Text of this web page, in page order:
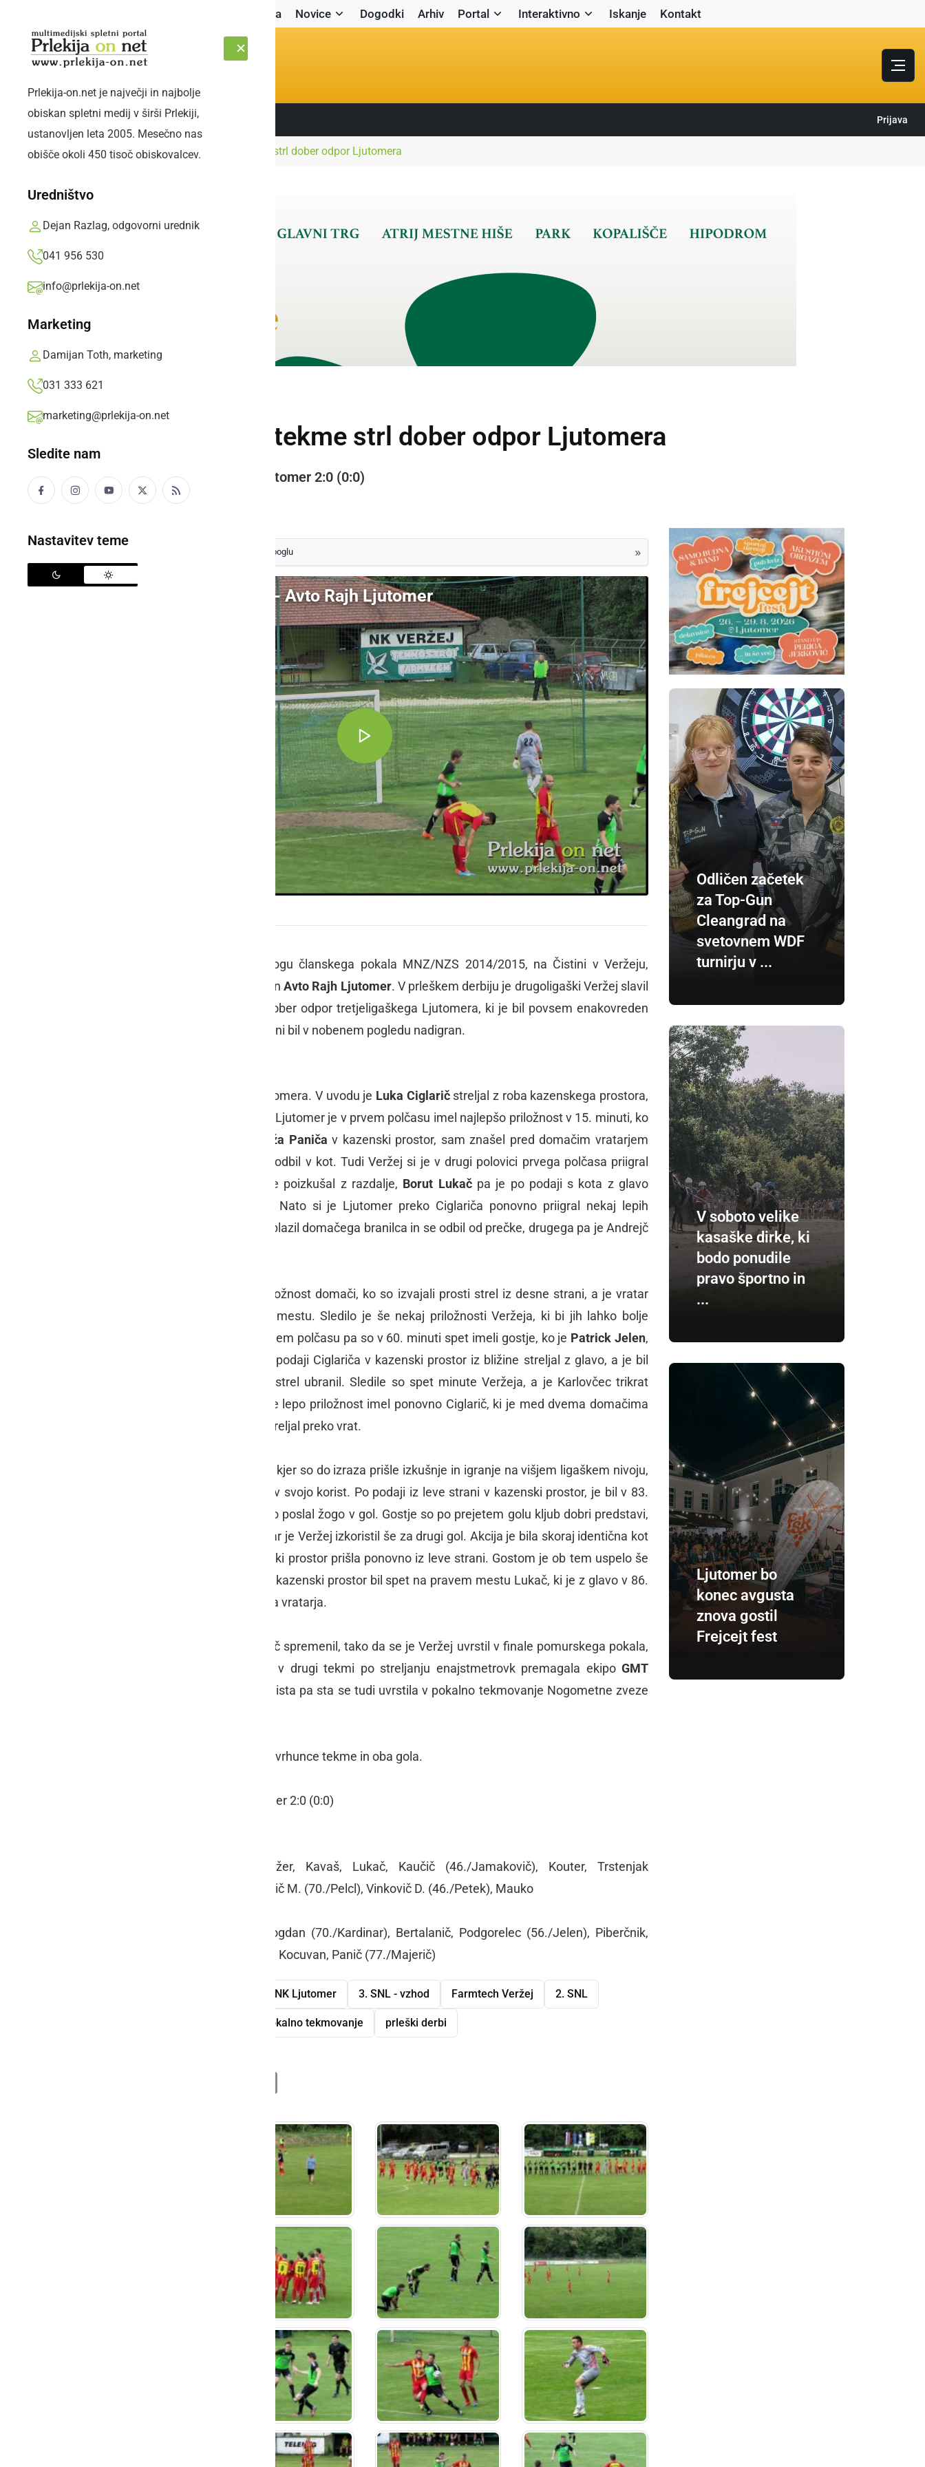
Naslovnica Novice Dogodki Arhiv Portal Interaktivno Iskanje Kontakt
SOBOTA, 8. AVGUST 2026 Sledite nam: Prijava
Prlekija-on.net je največji in najbolje
obiskan spletni medij v širši Prlekiji,
ustanovljen leta 2005. Mesečno nas
obišče okoli 450 tisoč obiskovalcev.
Uredništvo
Dejan Razlag, odgovorni urednik
041 956 530
info@prlekija-on.net
Marketing
Damijan Toth, marketing
031 333 621
marketing@prlekija-on.net
Sledite nam
Nastavitev teme
Naslovnica ŠportVeržej ob koncu tekme strl dober odpor Ljutomera
Veržej ob koncu tekme strl dober odpor Ljutomera
Farmtech Veržej - Avto Rajh Ljutomer 2:0 (0:0)
Prlekija-on.net,četrtek, 21. maj 2015 ob 12:50
kot svoj prednostni vir na Googlu »
Video: Farmtech Veržej - Avto Rajh Ljutomer
V sredo, 20. maja, sta se v 4. krogu članskega pokala MNZ/NZS 2014/2015, na Čistini v Veržeju,
inAvto Rajh Ljutomer. V prleškem derbiju je drugoligaški Veržej slavil
z 2:0, ko je v končnici tekme strl dober odpor tretjeligaškega Ljutomera, ki je bil povsem enakovreden
tekmec in kljub porazu ter rezultatu ni bil v nobenem pogledu nadigran.
Tekmo so bolje pričeli gostje iz Ljutomera. V uvodu je Luka Ciglaričstreljal z roba kazenskega prostora,
a je žoga gol zgrešila za kak meter. Ljutomer je v prvem polčasu imel najlepšo priložnost v 15. minuti, ko
Primoža Paniča v kazenski prostor, sam znašel pred domačim vratarjem
, a je ta žogo odbil v kot. Tudi Veržej si je v drugi polovici prvega polčasa priigral
je poizkušal z razdalje, Borut Lukačpa je po podaji s kota z glavo
streljal tik ob vratnici mimo gola. Nato si je Ljutomer preko Ciglariča ponovno priigral nekaj lepih
priložnosti, prvi strel iz razdalje je oplazil domačega branilca in se odbil od prečke, drugega pa je Andrejč
V drugem polčasu so prvi imeli priložnost domači, ko so izvajali prosti strel iz desne strani, a je vratar
bil na mestu. Sledilo je še nekaj priložnosti Veržeja, ki bi jih lahko bolje
zaključili. Najlepšo priložnost v drugem polčasu pa so v 60. minuti spet imeli gostje, ko je Patrick Jelen,
ki je tik pred tem vstopil v igro, po podaji Ciglariča v kazenski prostor iz bližine streljal z glavo, a je bil
premalo natančen. Andrejč mu je strel ubranil. Sledile so spet minute Veržeja, a je Karlovčec trikrat
dobro posredoval. V nadaljevanju je lepo priložnost imel ponovno Ciglarič, ki je med dvema domačima
branilcema prodrl pred vratarja, a streljal preko vrat.
Nato je sledilo zadnjih deset minut, kjer so do izraza prišle izkušnje in igranje na višjem ligaškem nivoju,
ko je Veržeju uspelo tekmo obrniti v svojo korist. Po podaji iz leve strani v kazenski prostor, je bil v 83.
minuti na mestu Lukač, ki je z glavo poslal žogo v gol. Gostje so po prejetem golu kljub dobri predstavi,
bili nekoliko zmedeni in nezbrani, kar je Veržej izkoristil še za drugi gol. Akcija je bila skoraj identična kot
ob prvem golu, ko je žoga v kazenski prostor prišla ponovno iz leve strani. Gostom je ob tem uspelo še
žogo izbiti, a je po ponovni podaji v kazenski prostor bil spet na pravem mestu Lukač, ki je z glavo v 86.
minuti še drugič matiral gostujočega vratarja.
Rezultat se v zadnjih minutah ni več spremenil, tako da se je Veržej uvrstil v finale pomurskega pokala,
, ki je v drugi tekmi po streljanju enajstmetrovk premagala ekipoGMT
. Finale sledi avgusta, finalista pa sta se tudi uvrstila v pokalno tekmovanje Nogometne zveze
V spodnjem videu si lahko ogledate vrhunce tekme in oba gola.
- Avto Rajh Ljutomer 2:0 (0:0)
: Andrejč, Polajžer, Kavaš, Lukač, Kaučič (46./Jamakovič), Kouter, Trstenjak
(46./Kušnik), Vaš (81./Ajlec), Vinkovič M. (70./Pelcl), Vinkovič D. (46./Petek), Mauko
: Karlovčec, Bogdan (70./Kardinar), Bertalanič, Podgorelec (56./Jelen), Piberčnik,
Ciglarič, Munda, Rakovec, Markovič, Kocuvan, Panič (77./Majerič)
NK Ljutomer 3. SNL - vzhod Farmtech Veržej 2. SNL
pokalno tekmovanje prleški derbi
PrintFriendly
Odličen začetek
za Top-Gun
Cleangrad na
svetovnem WDF
turnirju v ...
V soboto velike
kasaške dirke, ki
bodo ponudile
pravo športno in
...
Ljutomer bo
konec avgusta
znova gostil
Frejcejt fest